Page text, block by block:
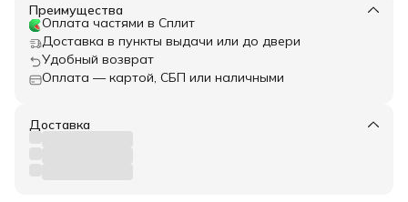
Преимущества
Оплата частями в Сплит
Доставка в пункты выдачи или до двери
Удобный возврат
Оплата — картой, СБП или наличными
Доставка